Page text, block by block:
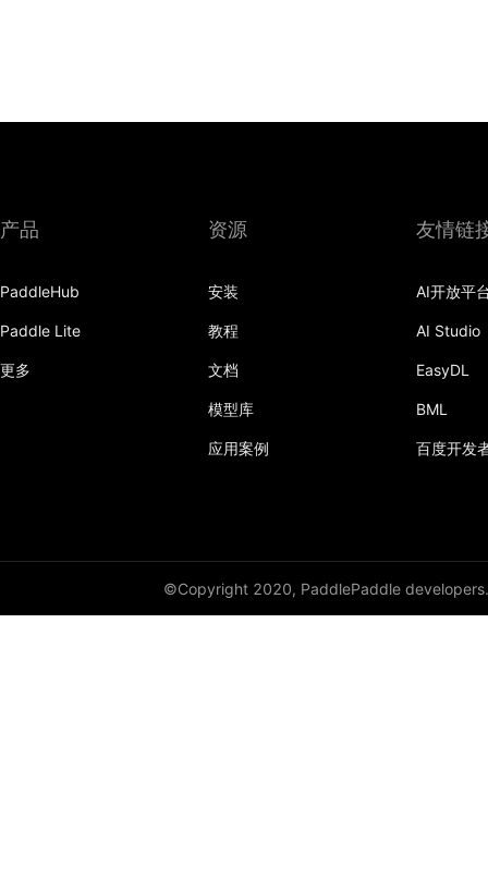
产品
PaddleHub
Paddle Lite
更多
资源
安装
教程
文档
模型库
应用案例
友情链
AI开放平
AI Studio
EasyDL
BML
百度开发
©Copyright 2020, PaddlePaddle developers.